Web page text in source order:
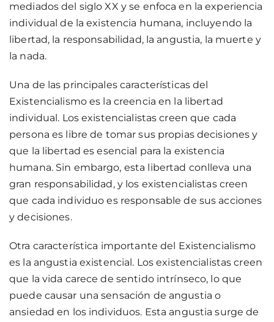
mediados del siglo XX y se enfoca en la experiencia
individual de la existencia humana, incluyendo la
libertad, la responsabilidad, la angustia, la muerte y
la nada.
Una de las principales características del
Existencialismo es la creencia en la libertad
individual. Los existencialistas creen que cada
persona es libre de tomar sus propias decisiones y
que la libertad es esencial para la existencia
humana. Sin embargo, esta libertad conlleva una
gran responsabilidad, y los existencialistas creen
que cada individuo es responsable de sus acciones
y decisiones.
Otra característica importante del Existencialismo
es la angustia existencial. Los existencialistas creen
que la vida carece de sentido intrínseco, lo que
puede causar una sensación de angustia o
ansiedad en los individuos. Esta angustia surge de